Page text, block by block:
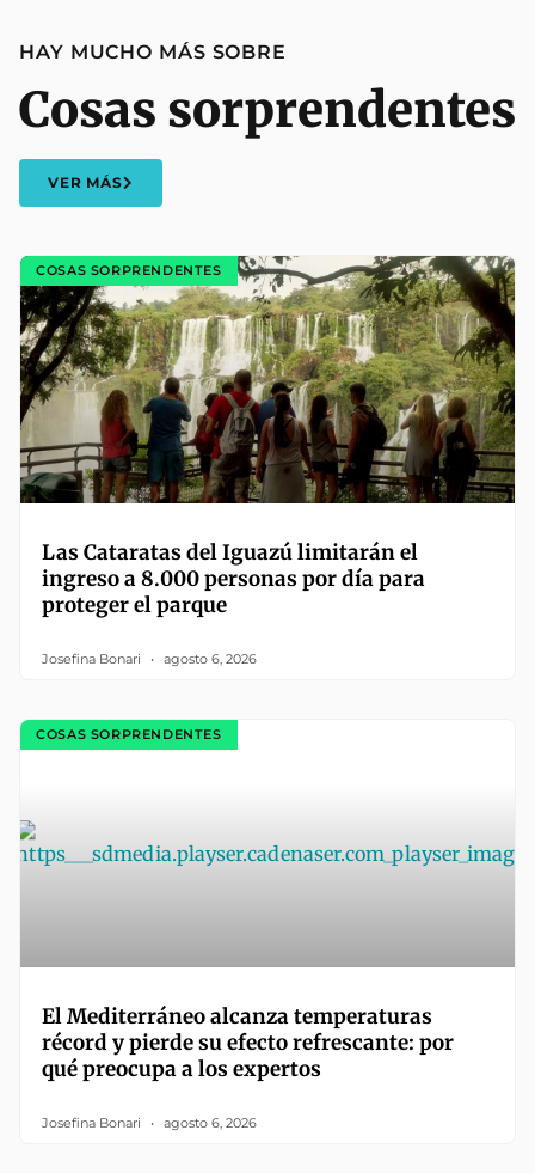
HAY MUCHO MÁS SOBRE
Cosas sorprendentes
VER MÁS
COSAS SORPRENDENTES
Las Cataratas del Iguazú limitarán el
ingreso a 8.000 personas por día para
proteger el parque
Josefina Bonari agosto 6, 2026
COSAS SORPRENDENTES
El Mediterráneo alcanza temperaturas
récord y pierde su efecto refrescante: por
qué preocupa a los expertos
Josefina Bonari agosto 6, 2026